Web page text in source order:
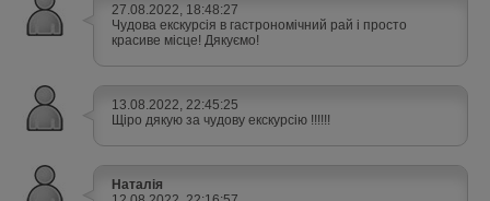
27.08.2022, 18:48:27
Чудова екскурсія в гастрономічний рай і просто
красиве місце! Дякуємо!
13.08.2022, 22:45:25
Щіро дякую за чудову екскурсію !!!!!!
Наталія